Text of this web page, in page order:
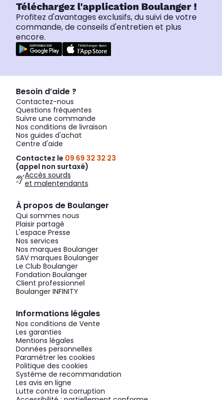
Téléchargez l'application Boulanger !
Profitez d'avantages exclusifs, du suivi de votre
commande, de conseils d'entretien et plus
encore.
Besoin d’aide ?
Contactez-nous
Questions fréquentes
Suivre une commande
Nos conditions de livraison
Nos guides d'achat
Centre d'aide
Contactez le 09 69 32 32 23
(appel non surtaxé)
Accès sourds
et malentendants
À propos de Boulanger
Qui sommes nous
Plaisir partagé
L'espace Presse
Nos services
Nos marques Boulanger
SAV marques Boulanger
Le Club Boulanger
Fondation Boulanger
Client professionnel
Boulanger INFINITY
Informations légales
Nos conditions de Vente
Les garanties
Mentions légales
Données personnelles
Paramétrer les cookies
Politique des cookies
Système de recommandation
Les avis en ligne
Lutte contre la corruption